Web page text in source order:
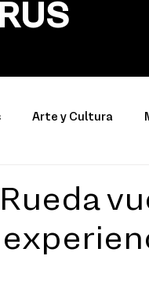
Arte y Cultura